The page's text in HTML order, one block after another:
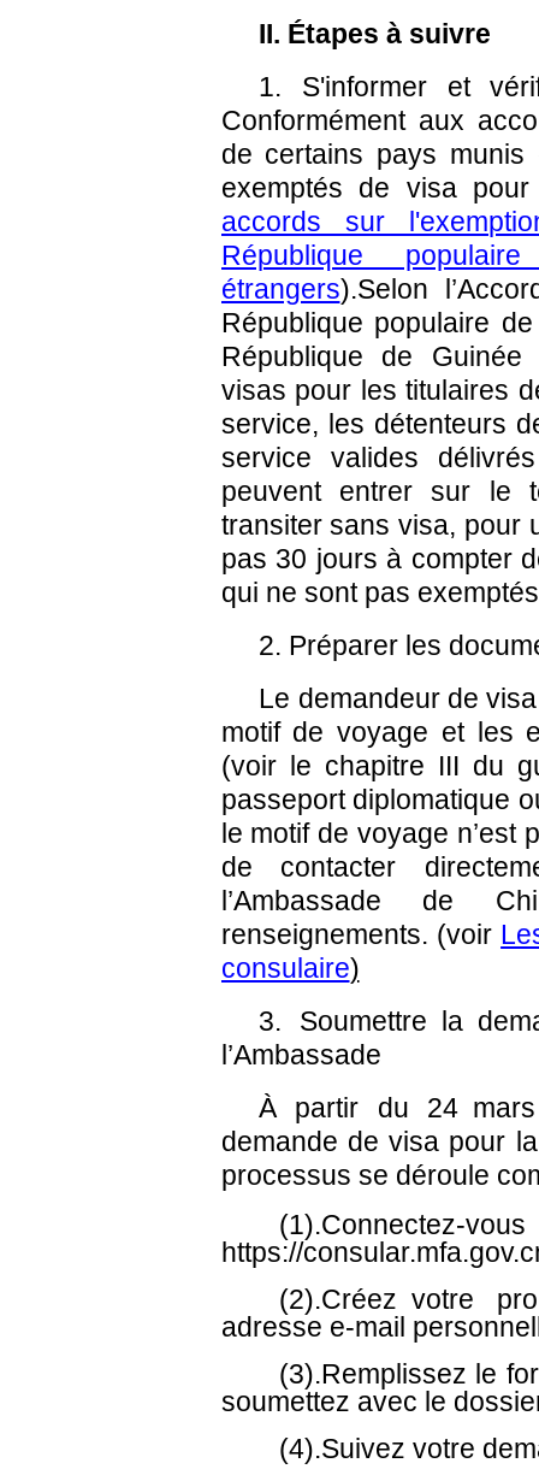
II. Étapes à suivre
1. S'informer et
Conformément aux
de certains pays munis
exemptés de visa
accords sur
République
étrangers).Selon
République populaire
République de Guinée
visas pour les titulaires
service, les détenteurs
service valides
peuvent entrer sur le
transiter sans visa, pour
pas 30 jours à compter
qui ne sont pas
2. Préparer les
Le demandeur de
motif de voyage et les
(voir le chapitre III du
passeport diplomatique
le motif de voyage n’est
de contacter
l’Ambassade de
renseignements. (voir
consulaire)
3. Soumettre la
l’Ambassade
À partir du 24
demande de visa pour
processus se déroule
https://
(2).Créez votre
adresse e-mail
(3).Remplissez le
soumettez avec le
(4).Suivez votre